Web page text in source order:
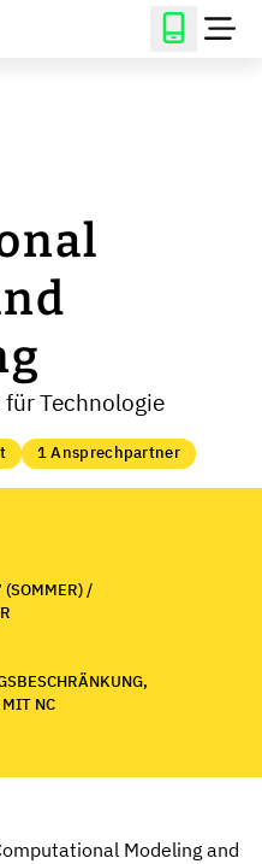
Technologie
1 Ansprechpartner
/
NC
Modeling and